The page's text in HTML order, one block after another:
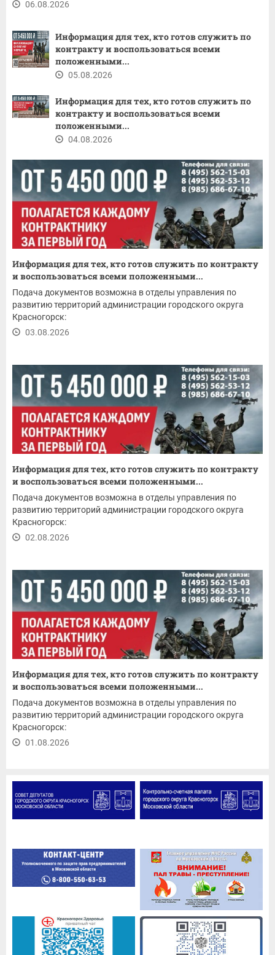
06.08.2026
Информация для тех, кто готов служить по
контракту и воспользоваться всеми
положенными...
05.08.2026
Информация для тех, кто готов служить по
контракту и воспользоваться всеми
положенными...
04.08.2026
Информация для тех, кто готов служить по контракту
и воспользоваться всеми положенными...
Подача документов возможна в отделы управления по
развитию территорий администрации городского округа
Красногорск:
03.08.2026
Информация для тех, кто готов служить по контракту
и воспользоваться всеми положенными...
Подача документов возможна в отделы управления по
развитию территорий администрации городского округа
Красногорск:
02.08.2026
Информация для тех, кто готов служить по контракту
и воспользоваться всеми положенными...
Подача документов возможна в отделы управления по
развитию территорий администрации городского округа
Красногорск:
01.08.2026